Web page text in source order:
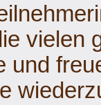
vielen
und